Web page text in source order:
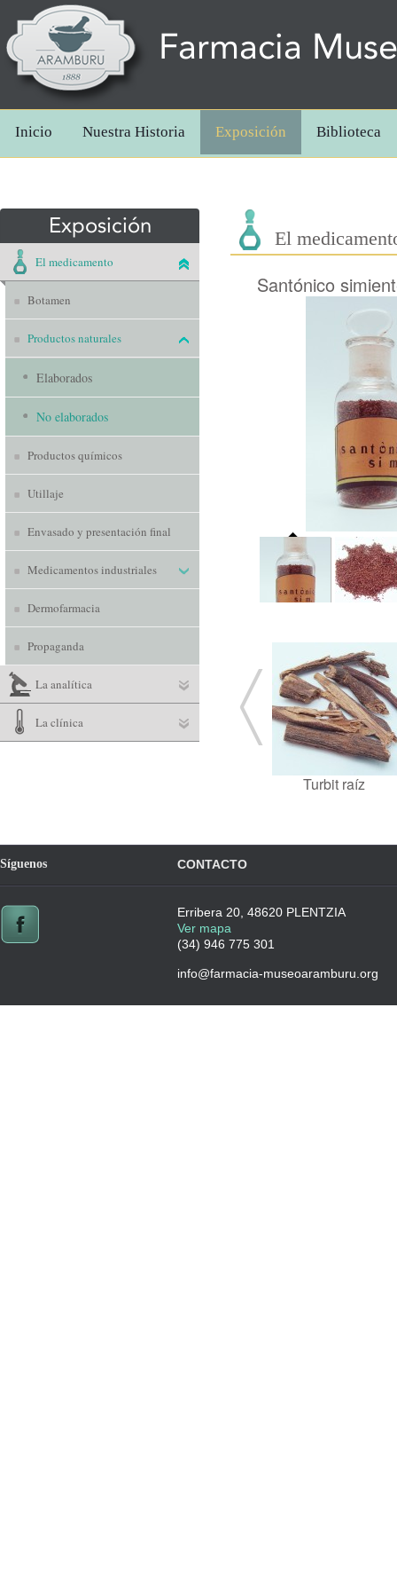
Farmacia
Inicio Nuestra Historia Exposición Biblioteca
Exposición
El medicamento
Botamen
Productos naturales
Elaborados
No elaborados
Productos químicos
Utillaje
Envasado y presentación final
Medicamentos industriales
Dermofarmacia
Propaganda
La analítica
La clínica
El
Santónico
Turbit raíz
Síguenos CONTACTO
Erribera 20, 48620 PLENTZIA
Ver mapa
(34) 946 775 301
info@farmacia-museoaramburu.org